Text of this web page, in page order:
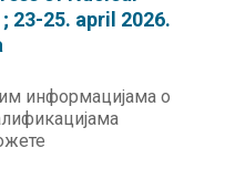
23-25. april 2026.
информацијама о